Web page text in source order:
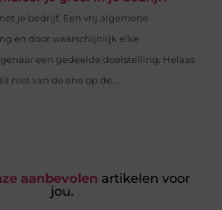
je bedrijf. Een vrij algemene
en door waarschijnlijk elke
een gedeelde doelstelling. Helaas
niet van de ene op de...
aanbevolen artikelen voor
jou.